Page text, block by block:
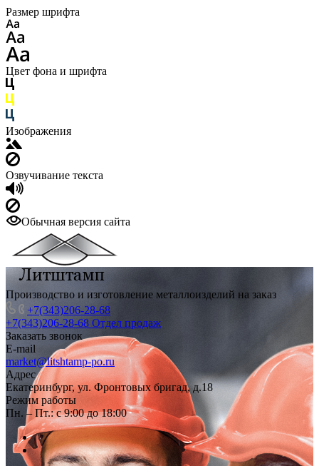
Размер шрифта
Цвет фона и шрифта
Изображения
Озвучивание текста
Обычная версия сайта
Производство и изготовление металлоизделий на заказ
+7(343)206-28-68
+7(343)206-28-68 Отдел продаж
Заказать звонок
E-mail
market@litshtamp-po.ru
Адрес
Екатеринбург, ул. Фронтовых бригад, д.18
Режим работы
Пн. – Пт.: с 9:00 до 18:00